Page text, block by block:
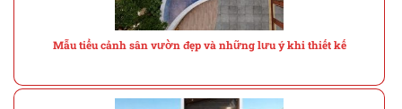
Mẫu tiểu cảnh sân vườn đẹp và những lưu ý khi thiết kế